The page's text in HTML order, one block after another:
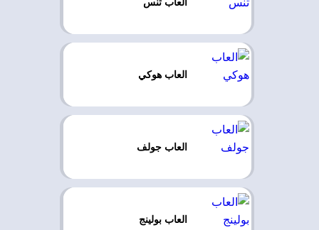
العاب هوكي
العاب جولف
العاب بولينج